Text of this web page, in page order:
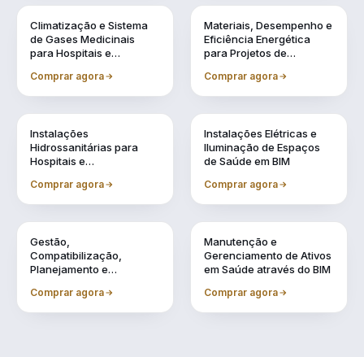
Climatização e Sistema
de Gases Medicinais
para Hospitais e
Saúde em BIM
Comprar agora
Materiais, Desempenho e
Eficiência Energética
para Projetos de
Saúde
Comprar agora
Instalações
Hidrossanitárias para
Hospitais e
Saúde em BIM
Comprar agora
Instalações Elétricas e
Iluminação de Espaços
de Saúde em BIM
Comprar agora
Gestão,
Compatibilização,
Planejamento e
Comprar agora
Manutenção e
Gerenciamento de Ativos
em Saúde através do BIM
Comprar agora